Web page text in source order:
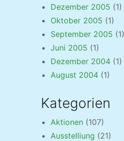
Dezember 2005 (1)
Oktober 2005 (1)
September 2005 (1)
Juni 2005 (1)
Dezember 2004 (1)
August 2004 (1)
Kategorien
Aktionen (107)
Ausstelliung (21)